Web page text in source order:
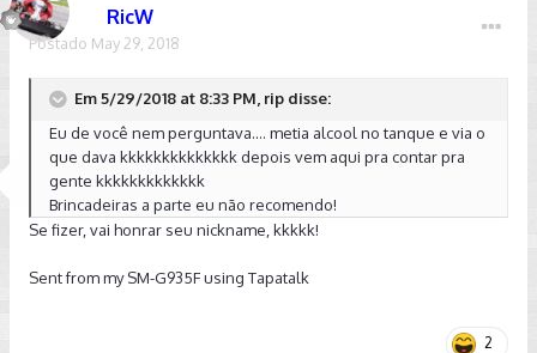
RicW
Postado May 29, 2018
Em 5/29/2018 at 8:33 PM, rip disse:
Eu de você nem perguntava.... metia alcool no tanque e via o
que dava kkkkkkkkkkkkkk depois vem aqui pra contar pra
gente kkkkkkkkkkkkk
Brincadeiras a parte eu não recomendo!
Se fizer, vai honrar seu nickname, kkkkk!
Sent from my SM-G935F using Tapatalk
2